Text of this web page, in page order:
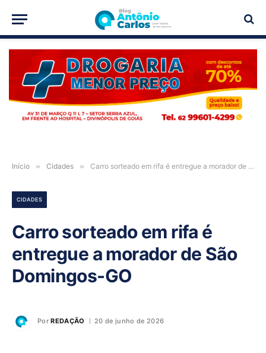
PUBLICIDADE
Início » Cidades » Carro sorteado em rifa é entregue a morador de São Domingos-GO
CIDADES
Carro sorteado em rifa é
entregue a morador de São
Domingos-GO
Por REDAÇÃO 20 de junho de 2026